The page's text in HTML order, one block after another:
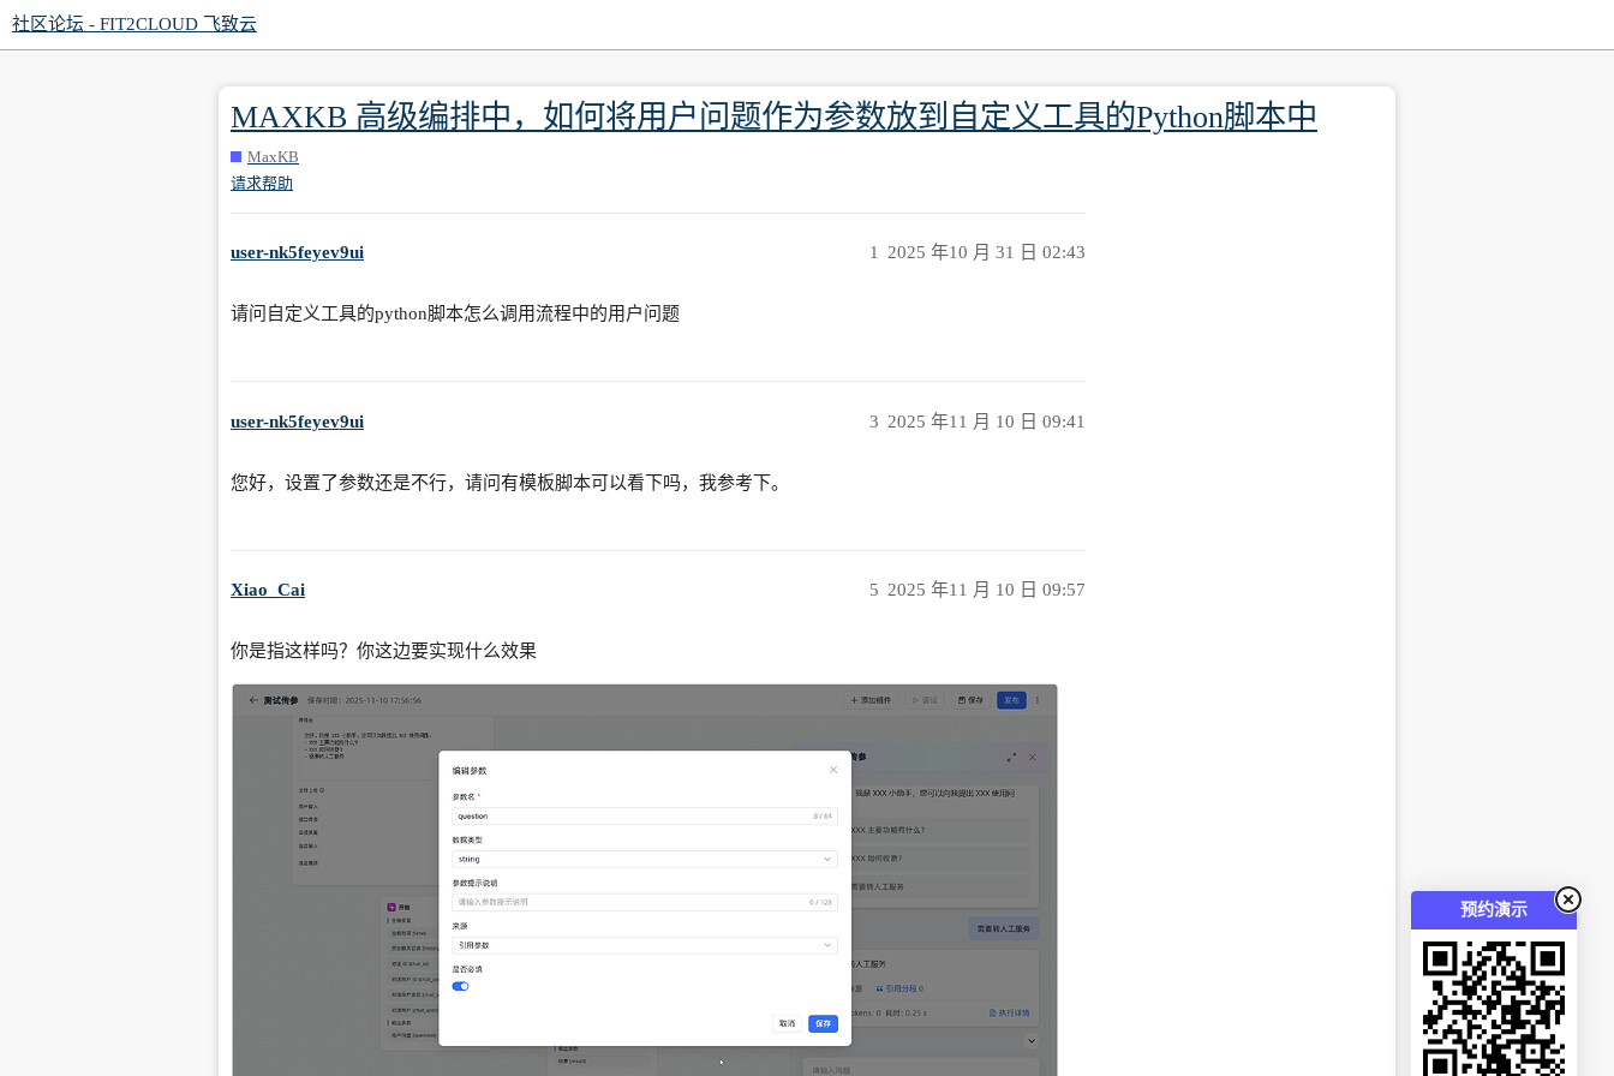
预约演示
社区论坛 - FIT2CLOUD 飞致云
MAXKB 高级编排中，如何将用户问题作为参数放到自定义工具的Python脚本中
MaxKB
请求帮助
user-nk5feyev9ui 2025 年10 月 31 日 02:43
1
请问自定义工具的python脚本怎么调用流程中的用户问题
user-nk5feyev9ui 2025 年11 月 10 日 09:41
3
您好，设置了参数还是不行，请问有模板脚本可以看下吗，我参考下。
Xiao_Cai 2025 年11 月 10 日 09:57
5
你是指这样吗？你这边要实现什么效果